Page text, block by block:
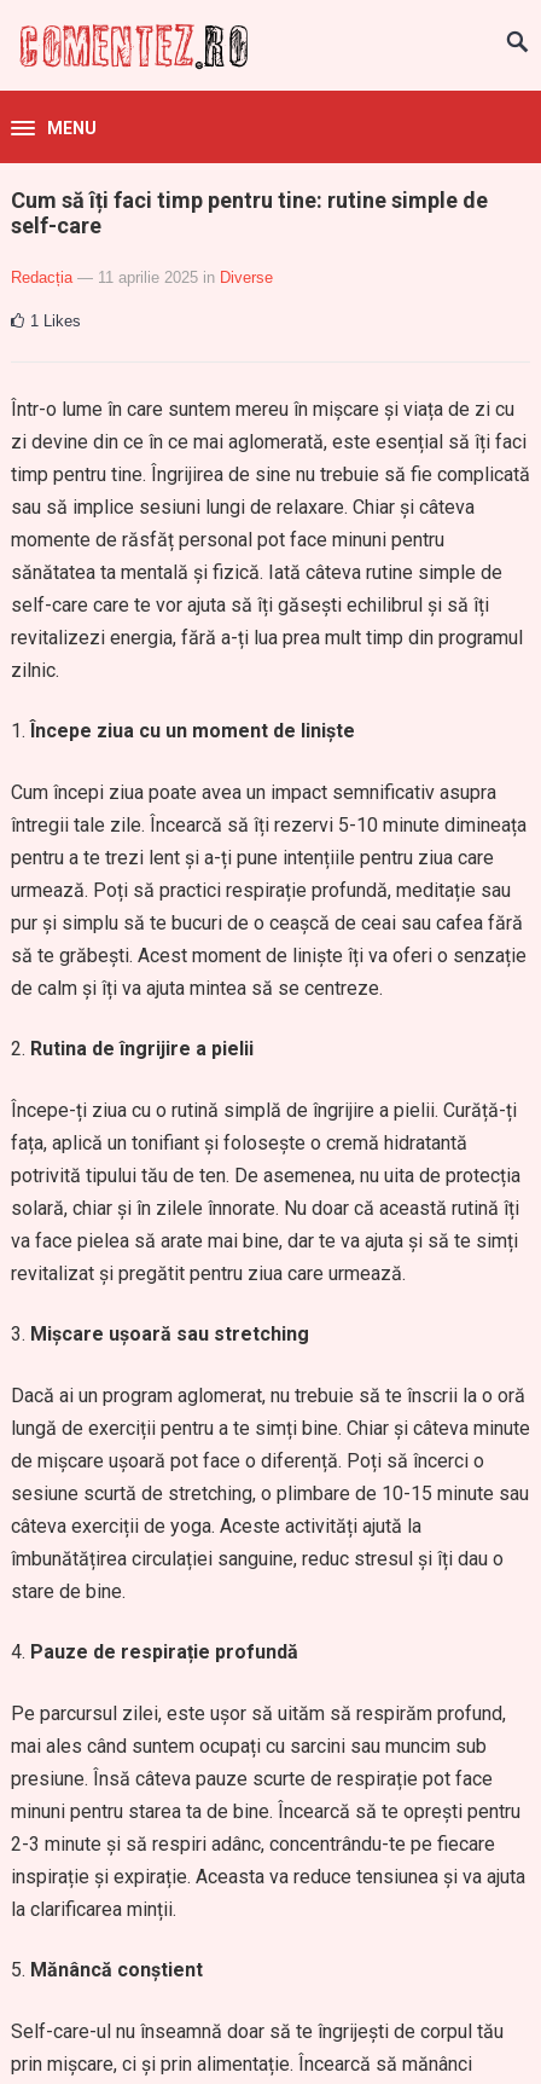
MENU
Cum să îți faci timp pentru tine: rutine simple de
self-care
Redacția — 11 aprilie 2025 in Diverse
1 Likes
Într-o lume în care suntem mereu în mișcare și viața de zi cu
zi devine din ce în ce mai aglomerată, este esențial să îți faci
timp pentru tine. Îngrijirea de sine nu trebuie să fie complicată
sau să implice sesiuni lungi de relaxare. Chiar și câteva
momente de răsfăț personal pot face minuni pentru
sănătatea ta mentală și fizică. Iată câteva rutine simple de
self-care care te vor ajuta să îți găsești echilibrul și să îți
revitalizezi energia, fără a-ți lua prea mult timp din programul
zilnic.
Începe ziua cu un moment de liniște
Cum începi ziua poate avea un impact semnificativ asupra
întregii tale zile. Încearcă să îți rezervi 5-10 minute dimineața
pentru a te trezi lent și a-ți pune intențiile pentru ziua care
urmează. Poți să practici respirație profundă, meditație sau
pur și simplu să te bucuri de o ceașcă de ceai sau cafea fără
să te grăbești. Acest moment de liniște îți va oferi o senzație
de calm și îți va ajuta mintea să se centreze.
Rutina de îngrijire a pielii
Începe-ți ziua cu o rutină simplă de îngrijire a pielii. Curăță-ți
fața, aplică un tonifiant și folosește o cremă hidratantă
potrivită tipului tău de ten. De asemenea, nu uita de protecția
solară, chiar și în zilele înnorate. Nu doar că această rutină îți
va face pielea să arate mai bine, dar te va ajuta și să te simți
revitalizat și pregătit pentru ziua care urmează.
Mișcare ușoară sau stretching
Dacă ai un program aglomerat, nu trebuie să te înscrii la o oră
lungă de exerciții pentru a te simți bine. Chiar și câteva minute
de mișcare ușoară pot face o diferență. Poți să încerci o
sesiune scurtă de stretching, o plimbare de 10-15 minute sau
câteva exerciții de yoga. Aceste activități ajută la
îmbunătățirea circulației sanguine, reduc stresul și îți dau o
stare de bine.
Pauze de respirație profundă
Pe parcursul zilei, este ușor să uităm să respirăm profund,
mai ales când suntem ocupați cu sarcini sau muncim sub
presiune. Însă câteva pauze scurte de respirație pot face
minuni pentru starea ta de bine. Încearcă să te oprești pentru
2-3 minute și să respiri adânc, concentrându-te pe fiecare
inspirație și expirație. Aceasta va reduce tensiunea și va ajuta
la clarificarea minții.
Mănâncă conștient
Self-care-ul nu înseamnă doar să te îngrijești de corpul tău
prin mișcare, ci și prin alimentație. Încearcă să mănânci